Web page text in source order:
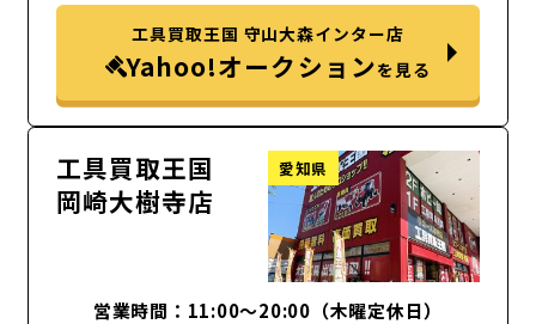
工具買取王国 守山大森インター店
Yahoo!オークションを見る
工具買取王国
岡崎大樹寺店
愛知県
営業時間：11:00～20:00（木曜定休日）